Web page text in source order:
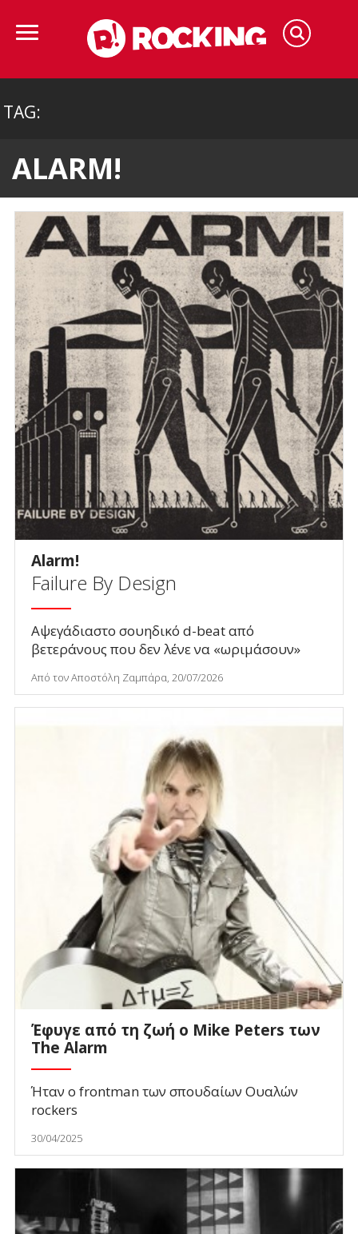
TAG:
ALARM!
Alarm!
Failure By Design
Αψεγάδιαστο σουηδικό d-beat από
βετεράνους που δεν λένε να «ωριμάσουν»
Από τον Αποστόλη Ζαμπάρα, 20/07/2026
Έφυγε από τη ζωή ο Mike Peters των
The Alarm
Ήταν ο frontman των σπουδαίων Ουαλών
rockers
30/04/2025